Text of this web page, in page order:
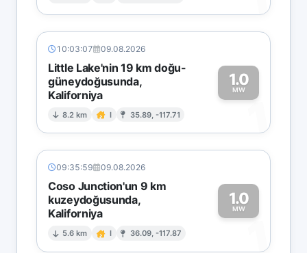
10:03:07 09.08.2026
Little Lake'nin 19 km doğu-
güneydoğusunda,
Kaliforniya
8.2 km I 35.89, -117.71
1.0
MW
1
09:35:59 09.08.2026
Coso Junction'un 9 km
kuzeydoğusunda,
Kaliforniya
5.6 km I 36.09, -117.87
1.0
MW
1